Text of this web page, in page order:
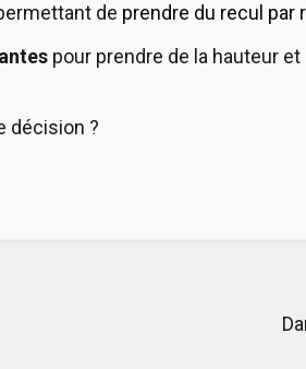
de prendre du recul par
pour prendre de la hauteur
décision ?